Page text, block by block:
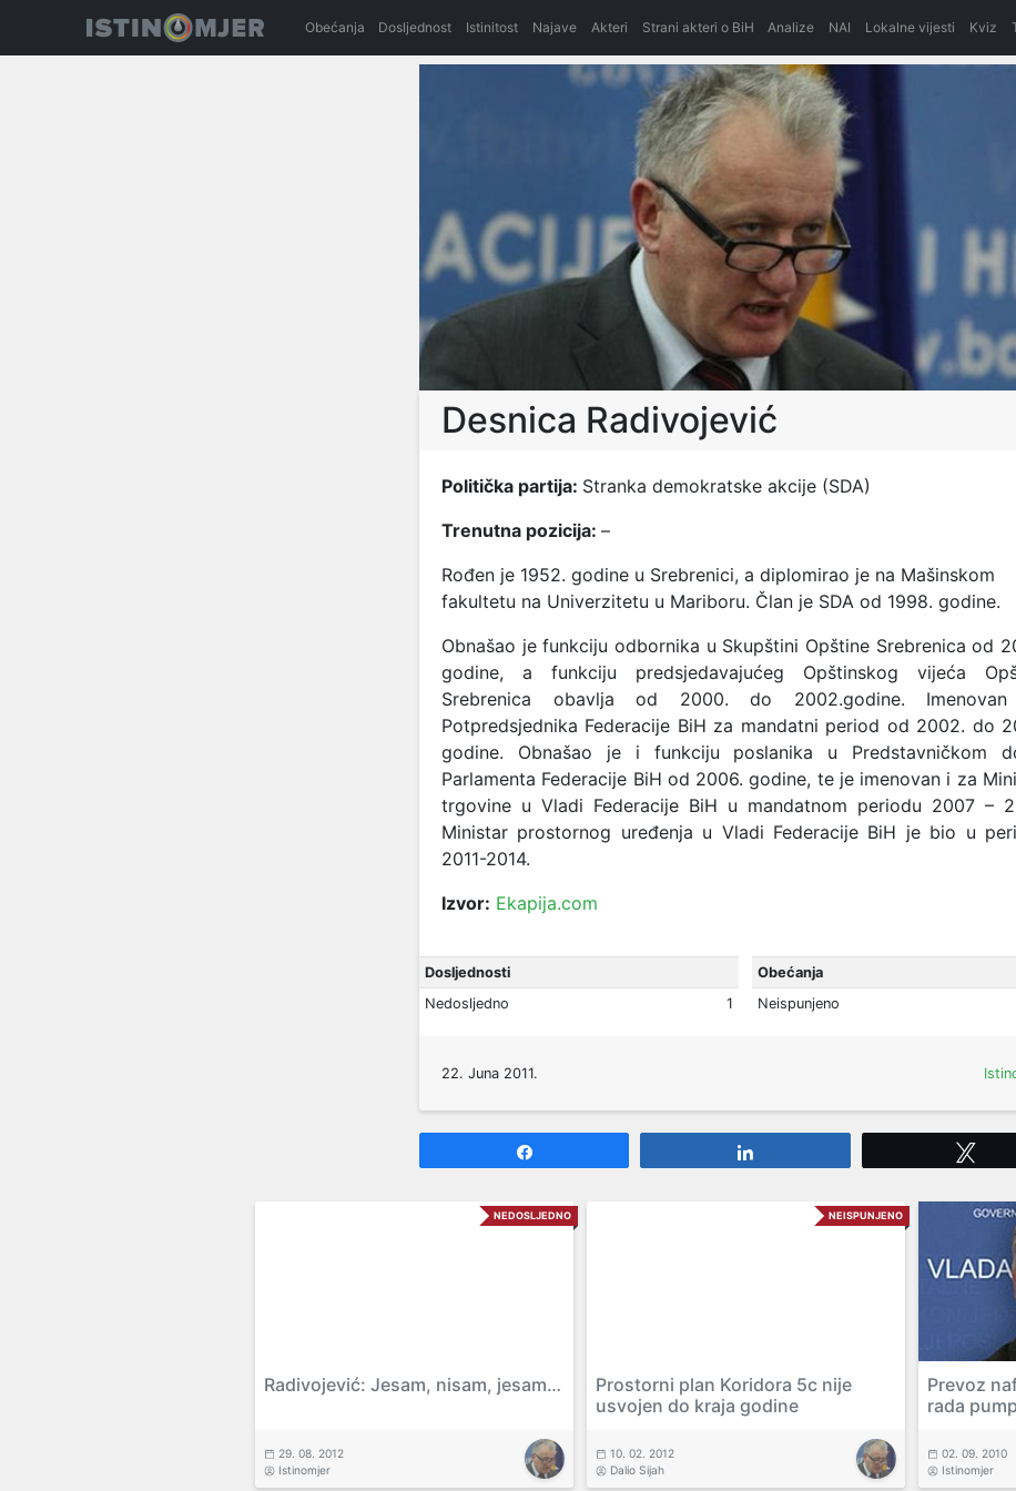
Obećanja Dosljednost Istinitost Najave Akteri Strani akteri o BiH Analize NAI Lokalne vijesti Kviz
Desnica Radivojević
Politička partija: Stranka demokratske akcije (SDA)
Trenutna pozicija: –
Rođen je 1952. godine u Srebrenici, a diplomirao je na Mašinskom
fakultetu na Univerzitetu u Mariboru. Član je SDA od 1998. godine.
Obnašao je funkciju odbornika u Skupštini Opštine Srebrenica od
godine, a funkciju predsjedavajućeg Opštinskog vijeća
Srebrenica obavlja od 2000. do 2002.godine.
Potpredsjednika Federacije BiH za mandatni period od 2002. do
godine. Obnašao je i funkciju poslanika u Predstavničkom
Parlamenta Federacije BiH od 2006. godine, te je imenovan i za
trgovine u Vladi Federacije BiH u mandatnom periodu 2007 –
Ministar prostornog uređenja u Vladi Federacije BiH je bio u
2011-2014.
Izvor: Ekapija.com
Dosljednosti
Nedosljedno
1
Obećanja
Neispunjeno
22. Juna 2011.
NEDOSLJEDNO
Radivojević: Jesam, nisam, jesam…
29. 08. 2012
Istinomjer
NEISPUNJENO
Prostorni plan Koridora 5c nije
usvojen do kraja godine
10. 02. 2012
Dalio Sijah
Prevoz
rada
02. 09. 2010
Istinomjer